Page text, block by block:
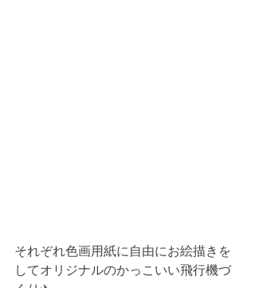
それぞれ色画用紙に自由にお絵描きを
してオリジナルのかっこいい飛行機づ